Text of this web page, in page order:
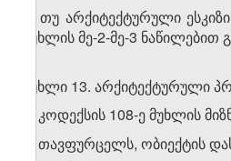
4. თუ არქიტექტურული
მუხლის მე-2-მე-3
მუხლი 13. არქიტექტურული
1. კოდექსის 108-ე მუხლის
ა) თავფურცელს, ობიექტის